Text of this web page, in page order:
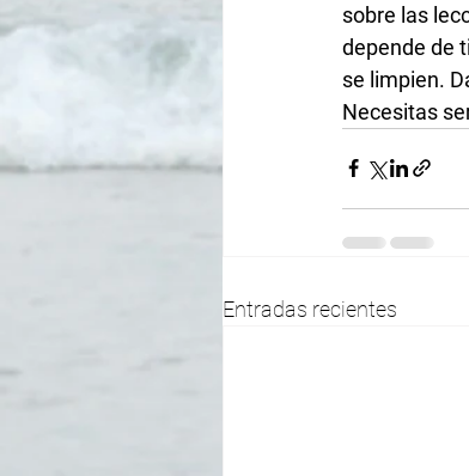
sobre las
depende de
se limpien.
Necesitas
Entradas recientes